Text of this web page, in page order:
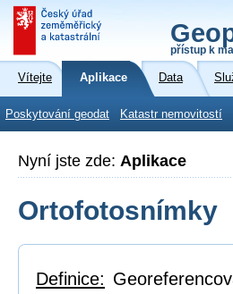
přístup k
Vítejte Aplikace Data
Poskytování geodat Katastr nemovitostí
Nyní jste zde: Aplikace
Ortofotosnímky
Definice: